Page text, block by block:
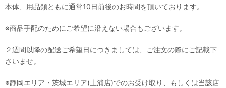
本体、用品類ともに通常10日前後のお時間を頂いております。
※商品手配のためにご希望に沿えない場合もございます。
２週間以降の配送ご希望日につきましては、ご注文の際にご記載下
さいませ。
※静岡エリア・茨城エリア(土浦店)でのお受け取り、もしくは当該店